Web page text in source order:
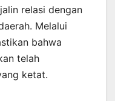
relasi dengan
Melalui
bahwa
telah
ketat.